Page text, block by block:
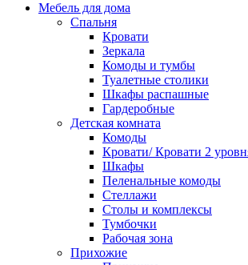
Мебель для дома
Спальня
Кровати
Зеркала
Комоды и тумбы
Туалетные столики
Шкафы распашные
Гардеробные
Детская комната
Комоды
Кровати/ Кровати 2
Шкафы
Пеленальные комоды
Стеллажи
Столы и комплексы
Тумбочки
Рабочая зона
Прихожие